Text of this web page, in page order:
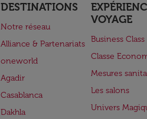
DESTINATIONS
Notre réseau
Alliance & Partenariats
oneworld
Agadir
Casablanca
Dakhla
VOYAGE
Business Class
Classe
Mesures
Les salons
Univers